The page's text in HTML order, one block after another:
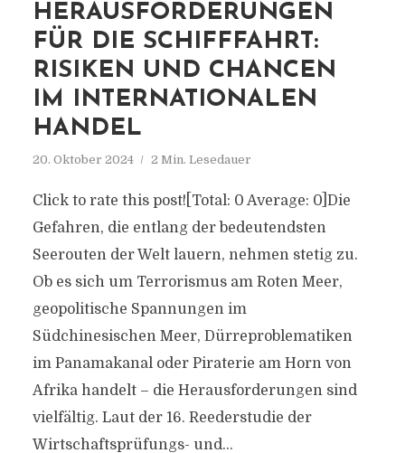
HERAUSFORDERUNGEN
FÜR DIE SCHIFFFAHRT:
RISIKEN UND CHANCEN
IM INTERNATIONALEN
HANDEL
20. Oktober 2024 2 Min. Lesedauer
Click to rate this post![Total: 0 Average: 0]Die
Gefahren, die entlang der bedeutendsten
Seerouten der Welt lauern, nehmen stetig zu.
Ob es sich um Terrorismus am Roten Meer,
geopolitische Spannungen im
Südchinesischen Meer, Dürreproblematiken
im Panamakanal oder Piraterie am Horn von
Afrika handelt – die Herausforderungen sind
vielfältig. Laut der 16. Reederstudie der
Wirtschaftsprüfungs- und...